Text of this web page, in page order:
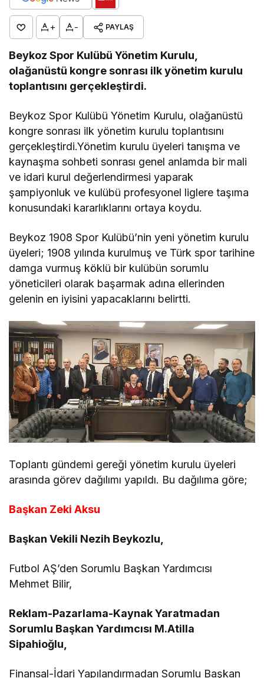
+ - PAYLAŞ
Beykoz Spor Kulübü Yönetim Kurulu,
olağanüstü kongre sonrası ilk yönetim kurulu
toplantısını gerçekleştirdi.
Beykoz Spor Kulübü Yönetim Kurulu, olağanüstü
kongre sonrası ilk yönetim kurulu toplantısını
gerçekleştirdi.Yönetim kurulu üyeleri tanışma ve
kaynaşma sohbeti sonrası genel anlamda bir mali
ve idari kurul değerlendirmesi yaparak
şampiyonluk ve kulübü profesyonel liglere taşıma
konusundaki kararlıklarını ortaya koydu.
Beykoz 1908 Spor Kulübü’nin yeni yönetim kurulu
üyeleri; 1908 yılında kurulmuş ve Türk spor tarihine
damga vurmuş köklü bir kulübün sorumlu
yöneticileri olarak başarmak adına ellerinden
gelenin en iyisini yapacaklarını belirtti.
Toplantı gündemi gereği yönetim kurulu üyeleri
arasında görev dağılımı yapıldı. Bu dağılıma göre;
Başkan Zeki Aksu
Başkan Vekili Nezih Beykozlu,
Futbol AŞ’den Sorumlu Başkan Yardımcısı
Mehmet Bilir,
Reklam-Pazarlama-Kaynak Yaratmadan
Sorumlu Başkan Yardımcısı M.Atilla
Sipahioğlu,
Finansal-İdari Yapılandırmadan Sorumlu Başkan